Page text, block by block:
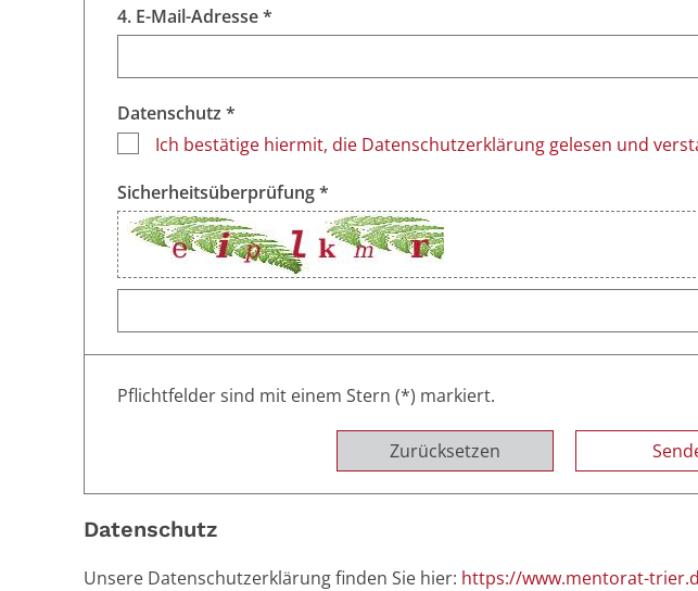
4. E-Mail-Adresse *
Datenschutz *
Ich bestätige hiermit, die Datenschutzerklärung gelesen und
Sicherheitsüberprüfung *
Pflichtfelder sind mit einem Stern (*) markiert.
Zurücksetzen
Datenschutz
Unsere Datenschutzerklärung finden Sie hier: https://www.mentorat-